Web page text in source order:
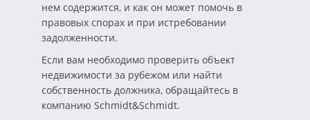
нем содержится, и как он может помочь в
правовых спорах и при истребовании
задолженности.
Если вам необходимо проверить объект
недвижимости за рубежом или найти
собственность должника, обращайтесь в
компанию Schmidt&Schmidt.